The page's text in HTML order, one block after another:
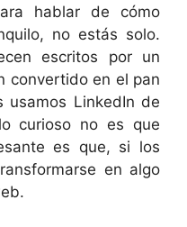
hablar de cómo
no estás solo.
escritos por un
convertido en el pan
usamos LinkedIn de
curioso no es que
es que, si los
en algo